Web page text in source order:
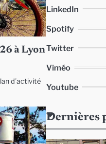
à Lyon
d’activité
LinkedIn
Spotify
Twitter
Viméo
Youtube
Dernières